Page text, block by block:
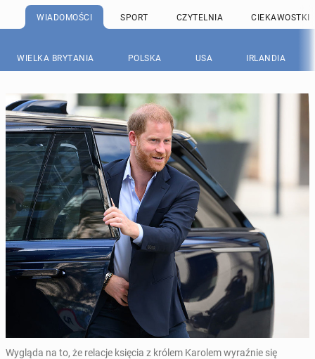
WIADOMOŚCI SPORT CZYTELNIA CIEKAWOSTKI
WIELKA BRYTANIA POLSKA USA IRLANDIA
Wygląda na to, że relacje księcia z królem Karolem wyraźnie się